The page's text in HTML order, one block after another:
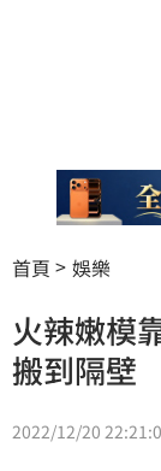
首頁 娛樂
火辣嫩模
搬到隔壁
2022/12/20